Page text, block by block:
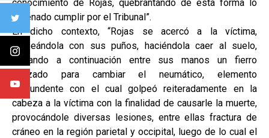
conocimiento de Rojas, quebrantando de esta forma lo
ordenado cumplir por el Tribunal”.
En dicho contexto, “Rojas se acercó a la víctima,
golpeándola con sus puños, haciéndola caer al suelo,
tomando a continuación entre sus manos un fierro
utilizado para cambiar el neumático, elemento
contundente con el cual golpeó reiteradamente en la
cabeza a la víctima con la finalidad de causarle la muerte,
provocándole diversas lesiones, entre ellas fractura de
cráneo en la región parietal y occipital, luego de lo cual el